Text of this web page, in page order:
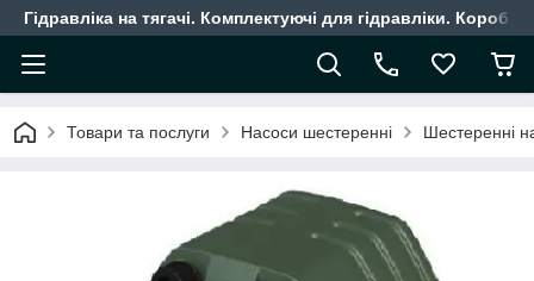
Гідравліка на тягачі. Комплектуючі для гідравліки.
Товари та послуги Насоси шестеренні Шестеренні